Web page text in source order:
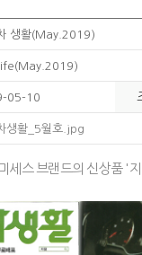
생활(May.2019)
05-10
생활_5월호.jpg
세스 브랜드의 신상품 '